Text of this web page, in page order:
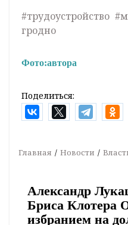
#трудоустройство
гродно
Фото:автора
Поделиться:
Главная Новости
Александр
Бриса Клотера
избранием на